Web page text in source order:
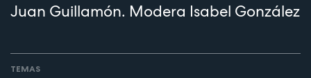
Juan Guillamón. Modera Isabel González
TEMAS